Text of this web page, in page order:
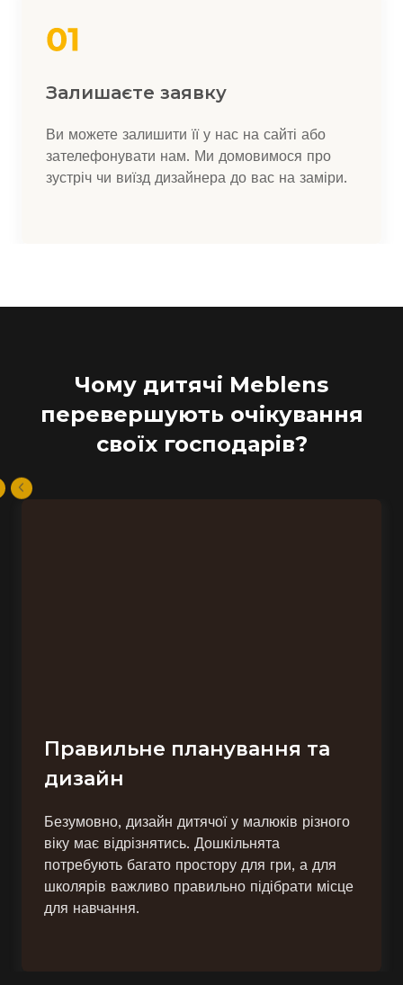
Залишаєте заявку
Ви можете залишити її у нас на сайті або
зателефонувати нам. Ми домовимося про
зустріч чи виїзд дизайнера до вас на заміри.
Чому дитячі Meblens
перевершують очікування
своїх господарів?
Правильне планування та
дизайн
Безумовно, дизайн дитячої у малюків різного
віку має відрізнятись. Дошкільнята
потребують багато простору для гри, а для
школярів важливо правильно підібрати місце
для навчання.